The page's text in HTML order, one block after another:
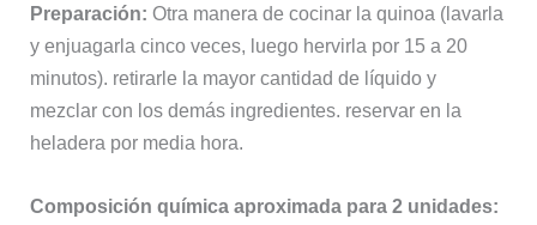
Preparación:Otra manera de cocinar la quinoa (lavarla
y enjuagarla cinco veces, luego hervirla por 15 a 20
minutos). retirarle la mayor cantidad de líquido y
mezclar con los demás ingredientes. reservar en la
heladera por media hora.
Composición química aproximada para 2 unidades: